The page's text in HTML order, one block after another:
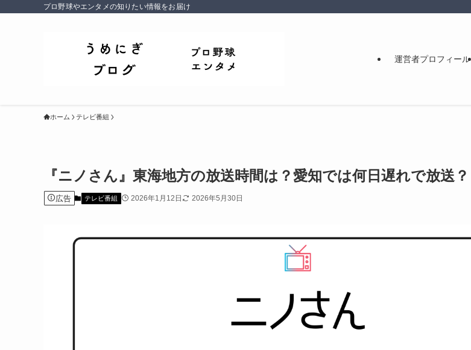
プロ野球やエンタメの知りたい情報をお届け
運営者プロフィール
ホーム テレビ番組
『ニノさん』東海地方の放送時間は？愛知では何日遅れで放送？
広告 テレビ番組 2026年1月12日 2026年5月30日